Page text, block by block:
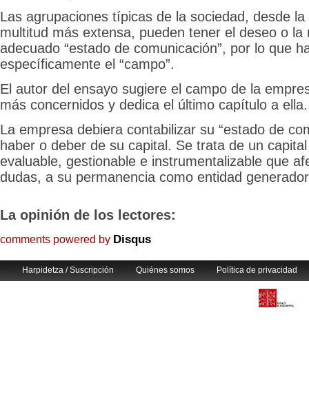
Las agrupaciones típicas de la sociedad, desde
multitud más extensa, pueden tener el deseo o la
adecuado “estado de comunicación”, por lo que
específicamente el “campo”.
El autor del ensayo sugiere el campo de la
más concernidos y dedica el último capítulo a ella.
La empresa debiera contabilizar su “estado de
haber o deber de su capital. Se trata de un
evaluable, gestionable e instrumentalizable que
dudas, a su permanencia como entidad
La opinión de los lectores:
comments powered by Disqus
Harpidetza / Suscripción Quiénes somos Política de privacidad